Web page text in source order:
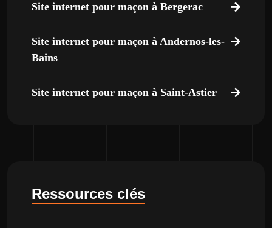
Site internet pour maçon à Bergerac
Site internet pour maçon à Andernos-les-
Bains
Site internet pour maçon à Saint-Astier
Ressources clés